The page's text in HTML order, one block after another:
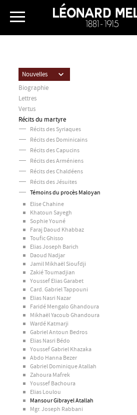
Nouvelles
Biographie
Lettres
Vertus
Récits du martyre
Récits des Syriaques
Récits des Dominicains
Récits des Capucins
Récits des Arméniens
Récits des Chaldéens
Récits des Jésuites
Témoins du procès Maloyan
Elise Chahine
Khatoun Sayegh
Sophie Youné
Faraj Daoud Khabbaz
Toufic Ghisso
Elias Joseph Barich
Daoud Nadjar
Jamil Mikhaël Sioufdji
Zakié Toumadjian
Youssef Elias Garabet
Card. Gabriel Tappouni
Elias Nasri Nazar
Faridé Mengalo Ghandoura
Mikhaël Yacoub Ghandoura
Wardé Katmarji
Gabriel Antoun Bedros
Elias Nasri Bédo
Youssef Gabriel Khazaka
Abdo Hanna Bezer
Gabriel Dominique Atallah
Zahoura Mafrek
Youssef Bachoura
Elias Loulou
Mansour Gibrayel Atallah
Mgr. Joseph Rabbani